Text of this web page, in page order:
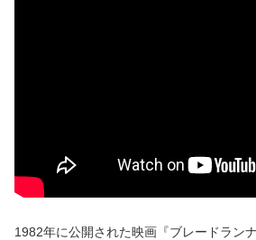
1982年に公開された映画『ブレードラン